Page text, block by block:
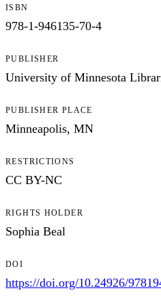
ISBN
978-1-946135-70-4
PUBLISHER
University of Minnesota
PUBLISHER PLACE
Minneapolis, MN
RESTRICTIONS
CC BY-NC
RIGHTS HOLDER
Sophia Beal
DOI
https://doi.org/10.24926/